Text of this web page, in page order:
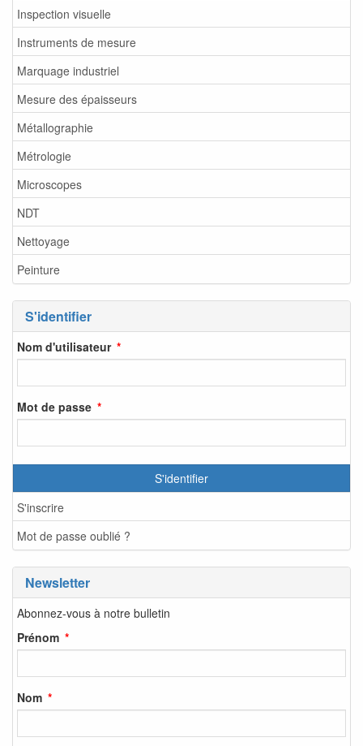
Inspection visuelle
Instruments de mesure
Marquage industriel
Mesure des épaisseurs
Métallographie
Métrologie
Microscopes
NDT
Nettoyage
Peinture
S'identifier
Nom d'utilisateur
Mot de passe
S'identifier
S'inscrire
Mot de passe oublié ?
Newsletter
Abonnez-vous à notre bulletin
Prénom
Nom